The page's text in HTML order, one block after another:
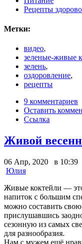
Рецепты
Метки:
видео,
зеленые-живые
зелень,
оздоровление,
рецепты
9 комментариев
Оставить
Ссылка
Живой
06 Апр, 2020 в 10:39
Юлия
Живые коктейли —
напиток с большим
можно составить
прислушавшись
сезонную из самых
для разнообразия.
Нам с мужем ещё